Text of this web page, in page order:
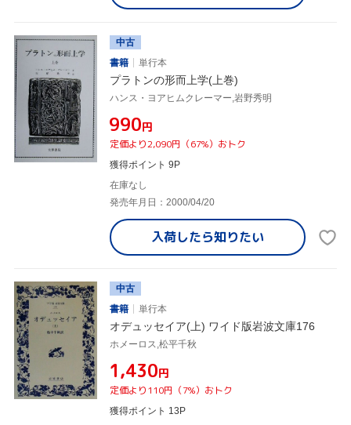
中古
書籍
単行本
プラトンの形而上学(上巻)
ハンス・ヨアヒムクレーマー,岩野秀明
¥990円
定価より2,090円（67%）おトク
獲得ポイント 9P
在庫なし
発売年月日：2000/04/20
入荷したら知りたい
中古
書籍
単行本
オデュッセイア(上) ワイド版岩波文庫176
ホメーロス,松平千秋
¥1,430円
定価より110円（7%）おトク
獲得ポイント 13P